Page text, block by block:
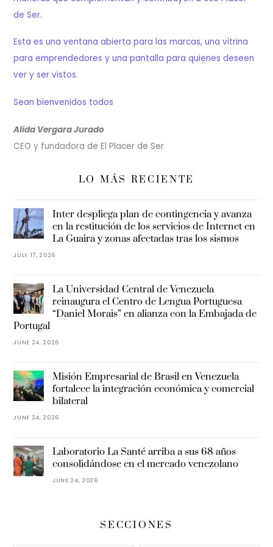
de Ser.
Esta es una ventana abierta para las marcas, una vitrina
para emprendedores y una pantalla para quienes deseen
ver y ser vistos.
Sean bienvenidos todos
Alida Vergara Jurado
CEO y fundadora de El Placer de Ser
LO MÁS RECIENTE
Inter despliega plan de contingencia y avanza
en la restitución de los servicios de Internet en
La Guaira y zonas afectadas tras los sismos
JULY 17, 2026
La Universidad Central de Venezuela
reinaugura el Centro de Lengua Portuguesa
“Daniel Morais” en alianza con la Embajada de
Portugal
JUNE 24, 2026
Misión Empresarial de Brasil en Venezuela
fortalece la integración económica y comercial
bilateral
JUNE 24, 2026
Laboratorio La Santé arriba a sus 68 años
consolidándose en el mercado venezolano
JUNE 24, 2026
SECCIONES